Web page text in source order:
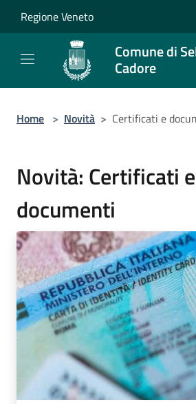
Regione Veneto
Comune di
Cadore
Home > Novità > Certificati e
Novità: Certificati e
documenti